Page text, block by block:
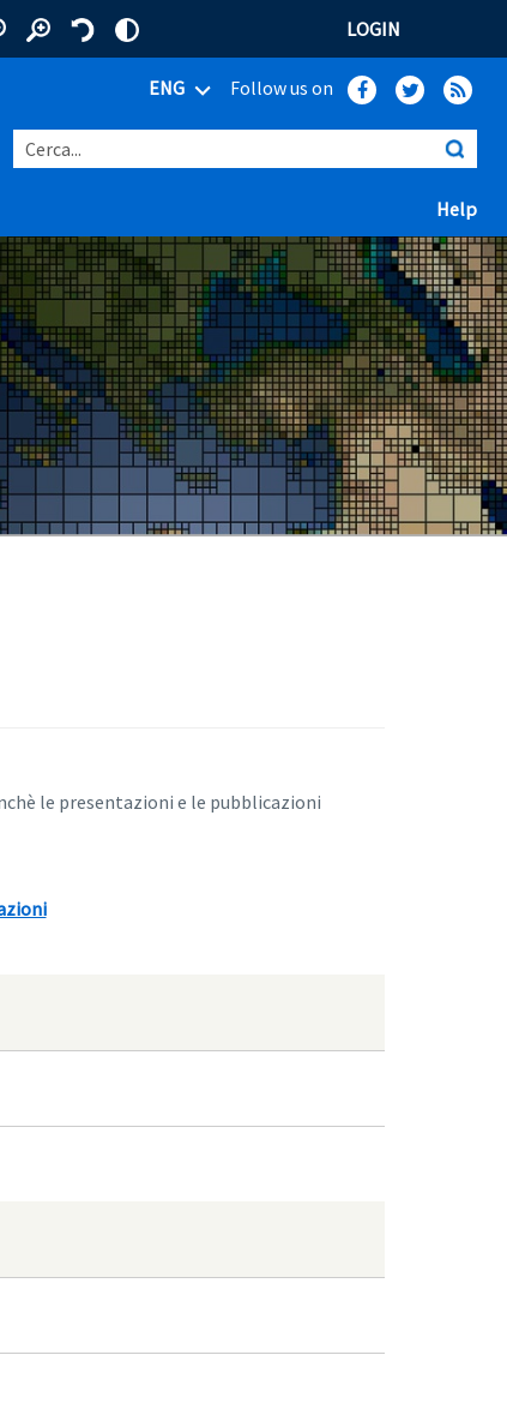
LOGIN
ENG Follow us on
Cerca...
Help
le presentazioni e le pubblicazioni